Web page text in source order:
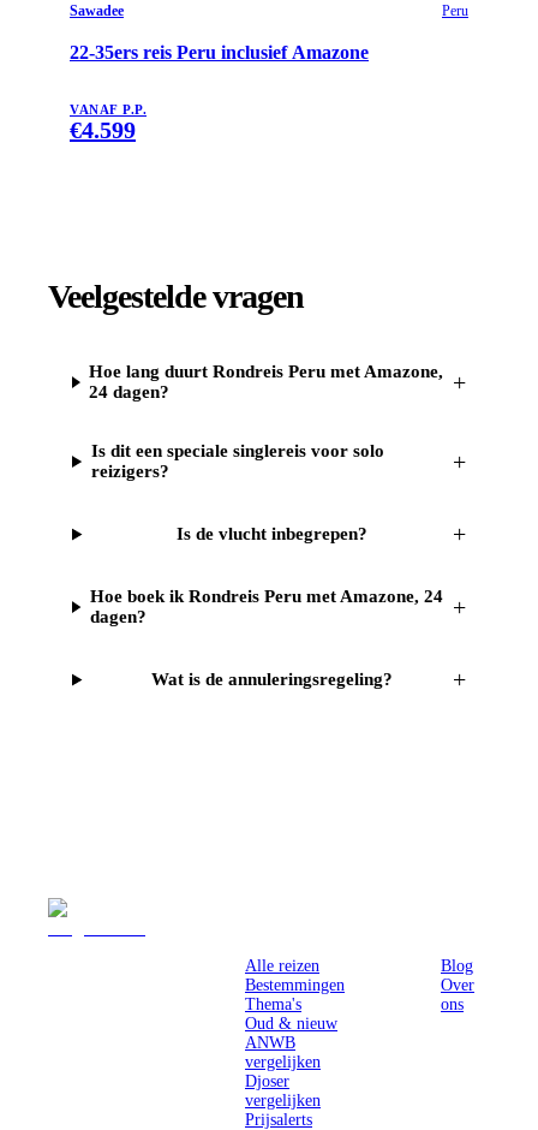
Sawadee Peru
22-35ers reis Peru inclusief Amazone
VANAF P.P.
€4.599
Veelgestelde vragen
Hoe lang duurt Rondreis Peru met Amazone,
24 dagen?
+
Is dit een speciale singlereis voor solo
reizigers?
+
Is de vlucht inbegrepen? +
Hoe boek ik Rondreis Peru met Amazone, 24
dagen?
+
Wat is de annuleringsregeling? +
Alle reizen
Bestemmingen
Thema's
Oud & nieuw
ANWB
vergelijken
Djoser
vergelijken
Prijsalerts
Blog
Over
ons